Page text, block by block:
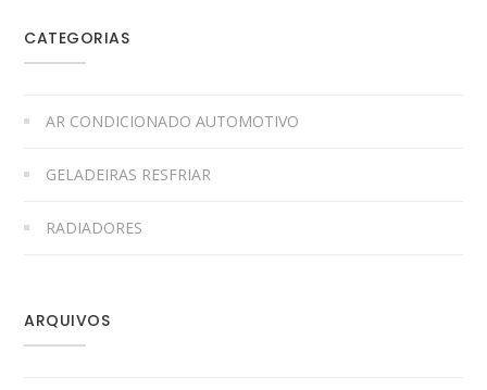
CATEGORIAS
AR CONDICIONADO AUTOMOTIVO
GELADEIRAS RESFRIAR
RADIADORES
ARQUIVOS